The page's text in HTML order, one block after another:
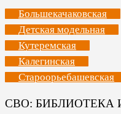
Большекачаковская
Детская модельная
Кутеремская
Калегинская
Староорьебашевская
СВО: БИБЛИОТЕКА